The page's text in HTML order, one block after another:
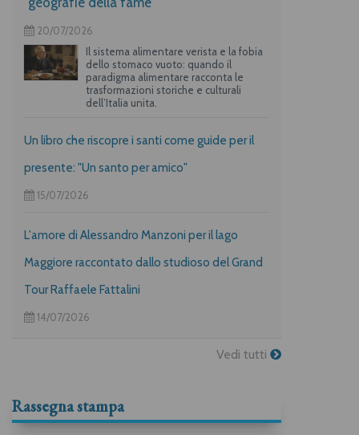
20/07/2026
Il sistema alimentare verista e la fobia
dello stomaco vuoto: quando il
paradigma alimentare racconta le
trasformazioni storiche e culturali
dell’Italia unita.
Un libro che riscopre i santi come guide per il
presente: "Un santo per amico"
15/07/2026
L'amore di Alessandro Manzoni per il lago
Maggiore raccontato dallo studioso del Grand
Tour Raffaele Fattalini
14/07/2026
Vedi tutti
Rassegna stampa